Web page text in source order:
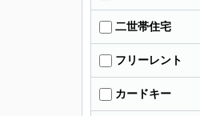
二世帯住宅
フリーレント
カードキー